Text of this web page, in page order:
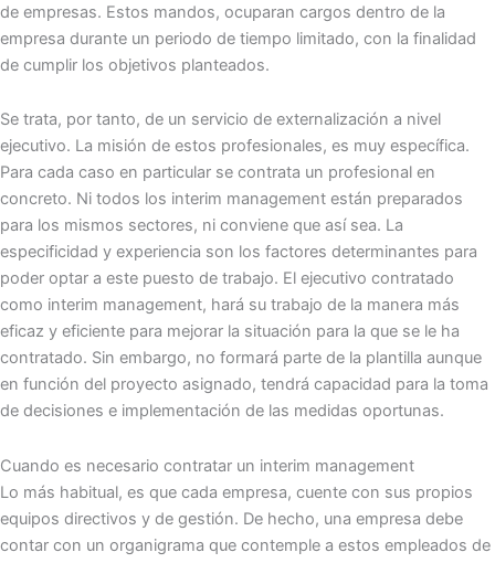
de empresas. Estos mandos, ocuparan cargos dentro de la
empresa durante un periodo de tiempo limitado, con la finalidad
de cumplir los objetivos planteados.
Se trata, por tanto, de un servicio de externalización a nivel
ejecutivo. La misión de estos profesionales, es muy específica.
Para cada caso en particular se contrata un profesional en
concreto. Ni todos los interim management están preparados
para los mismos sectores, ni conviene que así sea. La
especificidad y experiencia son los factores determinantes para
poder optar a este puesto de trabajo. El ejecutivo contratado
como interim management, hará su trabajo de la manera más
eficaz y eficiente para mejorar la situación para la que se le ha
contratado. Sin embargo, no formará parte de la plantilla aunque
en función del proyecto asignado, tendrá capacidad para la toma
de decisiones e implementación de las medidas oportunas.
Cuando es necesario contratar un interim management
Lo más habitual, es que cada empresa, cuente con sus propios
equipos directivos y de gestión. De hecho, una empresa debe
contar con un organigrama que contemple a estos empleados de